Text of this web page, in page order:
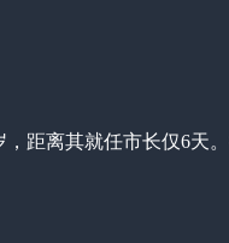
距离其就任市长仅6天